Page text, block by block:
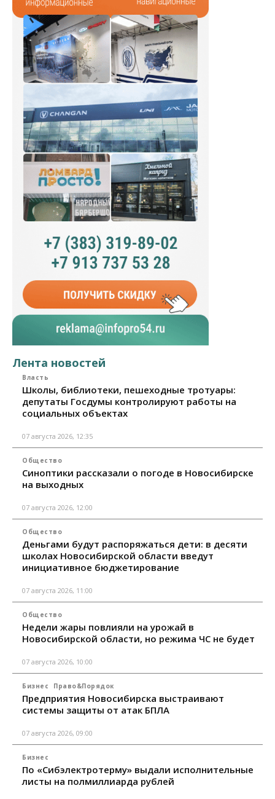
Лента новостей
Власть
Школы, библиотеки, пешеходные тротуары:
депутаты Госдумы контролируют работы на
социальных объектах
07 августа 2026, 12:35
Общество
Синоптики рассказали о погоде в Новосибирске
на выходных
07 августа 2026, 12:00
Общество
Деньгами будут распоряжаться дети: в десяти
школах Новосибирской области введут
инициативное бюджетирование
07 августа 2026, 11:00
Общество
Недели жары повлияли на урожай в
Новосибирской области, но режима ЧС не будет
07 августа 2026, 10:00
Бизнес Право&Порядок
Предприятия Новосибирска выстраивают
системы защиты от атак БПЛА
07 августа 2026, 09:00
Бизнес
По «Сибэлектротерму» выдали исполнительные
листы на полмиллиарда рублей